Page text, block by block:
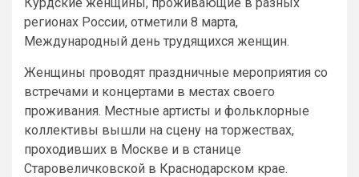
регионах России, отметили 8 марта,
Международный день трудящихся женщин.
Женщины проводят праздничные мероприятия со
встречами и концертами в местах своего
проживания. Местные артисты и фольклорные
коллективы вышли на сцену на торжествах,
проходивших в Москве и в станице
Старовеличковской в Краснодарском крае.